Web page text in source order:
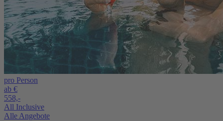
pro Person
ab €
558,-
All Inclusive
Alle Angebote